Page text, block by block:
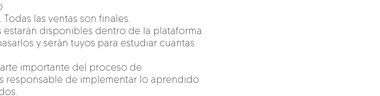
Todas las ventas son finales.
estarán disponibles dentro de la plataforma
y serán tuyos para estudiar cuantas
importante del proceso de
responsable de implementar lo aprendido